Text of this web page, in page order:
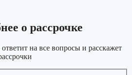
о рассрочке
на все вопросы и расскажет